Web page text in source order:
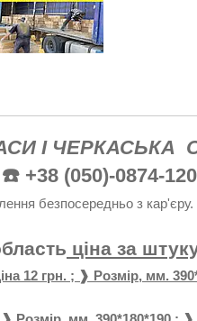
І ЧЕРКАСЬКА
+38 (050)-0874-120
безпосередньо з кар'єру.
ціна за
12 грн. ; ❱ Розмір, мм.